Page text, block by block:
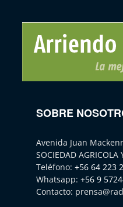
SOBRE
Avenida Juan
SOCIEDAD AGRICOLA
Teléfono: +56 64 223
Whatsapp: +56 9
Contacto: